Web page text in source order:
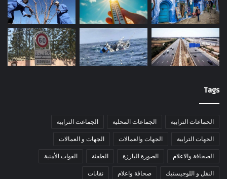
Tags
الجماعات الترابية الجماعات المحلية الجماعت الترابية
الجهات الترابية الجهات والعمالات الجهات و العمالات
الصحافة والاعلام الصورة البارزة الطقثة القوات الأمنية
النقل و اللوجيستيك صحافة واعلام نقابات